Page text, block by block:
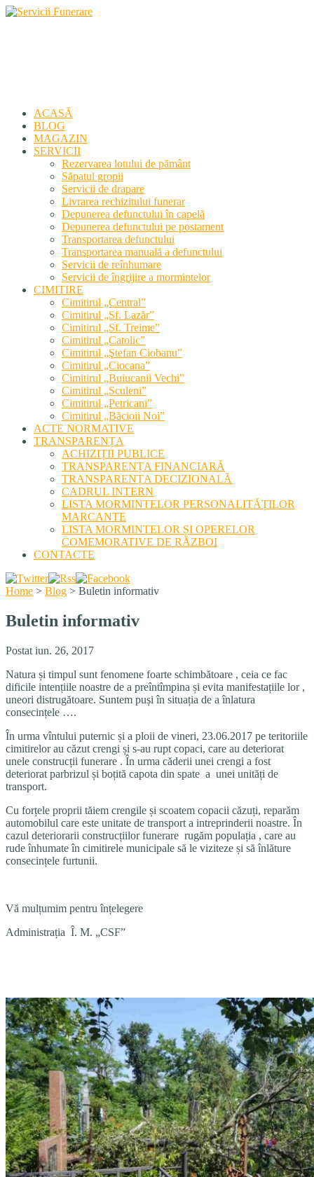
ACASĂ
BLOG
MAGAZIN
SERVICII
Rezervarea lotului de pământ
Săpatul gropii
Servicii de drapare
Livrarea rechizitului funerar
Depunerea defunctului în capelă
Depunerea defunctului pe postament
Transportarea defunctului
Transportarea manuală a defunctului
Servicii de reînhumare
Servicii de îngrijire a mormintelor
CIMITIRE
Cimitirul „Central”
Cimitirul „Sf. Lazăr”
Cimitirul „Sf. Treime”
Cimitirul „Catolic”
Cimitirul „Ştefan Ciobanu”
Cimitirul „Ciocana”
Cimitirul „Buiucanii Vechi”
Cimitirul „Sculeni”
Cimitirul „Petricani”
Cimitirul „Băcioii Noi”
ACTE NORMATIVE
TRANSPARENȚA
ACHIZIȚII PUBLICE
TRANSPARENȚA FINANCIARĂ
TRANSPARENȚA DECIZIONALĂ
CADRUL INTERN
LISTA MORMINTELOR PERSONALITĂȚILOR
MARCANTE
LISTA MORMINTELOR ȘI OPERELOR
COMEMORATIVE DE RĂZBOI
CONTACTE
Home > Blog > Buletin informativ
Buletin informativ
Postat iun. 26, 2017
Natura și timpul sunt fenomene foarte schimbătoare , ceia ce fac
dificile intențiile noastre de a preîntîmpina și evita manifestațiile lor ,
uneori distrugătoare. Suntem puși în situația de a înlatura
consecințele ….
În urma vîntului puternic și a ploii de vineri, 23.06.2017 pe teritoriile
cimitirelor au căzut crengi și s-au rupt copaci, care au deteriorat
unele construcții funerare . În urma căderii unei crengi a fost
deteriorat parbrizul și boțită capota din spate a unei unități de
transport.
Cu forțele proprii tăiem crengile și scoatem copacii căzuți, reparăm
automobilul care este unitate de transport a intreprinderii noastre. În
cazul deteriorarii construcțiilor funerare rugăm populația , care au
rude înhumate în cimitirele municipale să le viziteze și să înlăture
consecințele furtunii.
Vă mulțumim pentru înțelegere
Administrația Î. M. „CSF”